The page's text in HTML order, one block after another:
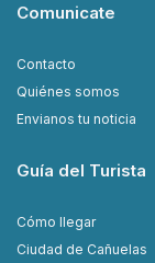
Comunicate
Contacto
Quiénes somos
Envianos tu noticia
Guía del Turista
Cómo llegar
Ciudad de Cañuelas